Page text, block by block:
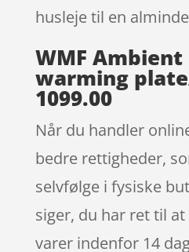
husleje til en
WMF
warming
1099.00
Når du handler
bedre rettigheder,
selvfølge i fysiske
siger, du har ret til
varer indenfor 14